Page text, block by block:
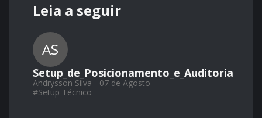
Leia a seguir
AS
Setup_de_Posicionamento_e_Auditoria
Andrysson Silva - 07 de Agosto
#Setup Técnico